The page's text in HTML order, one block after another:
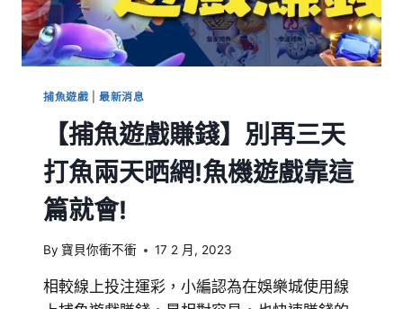
捕魚遊戲 |最新消息
【捕魚遊戲賺錢】別再三天
打魚兩天晒網!魚機遊戲靠這
篇就會!
By 寶貝你衝不衝 17 2 月, 2023
相較線上投注運彩，小編認為在娛樂城使用線